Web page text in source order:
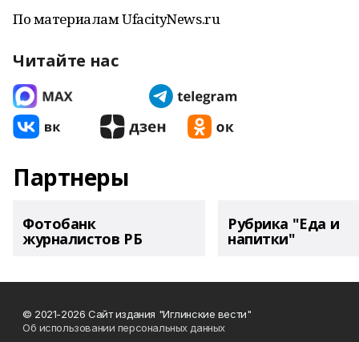
По материалам UfacityNews.ru
Читайте нас
Партнеры
Фотобанк
журналистов РБ
Рубрика "Еда и
напитки"
© 2021-2026 Сайт издания "Иглинские вести"
Об использовании персональных данных